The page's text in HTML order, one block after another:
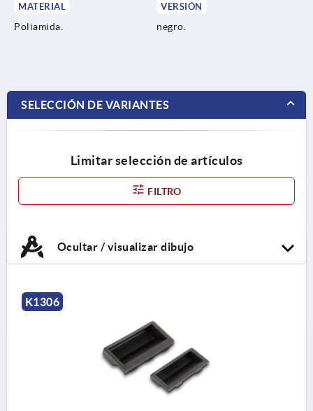
MATERIAL
Poliamida.
VERSIÓN
negro.
SELECCIÓN DE VARIANTES
Limitar selección de artículos
FILTRO
Ocultar / visualizar dibujo
K1306